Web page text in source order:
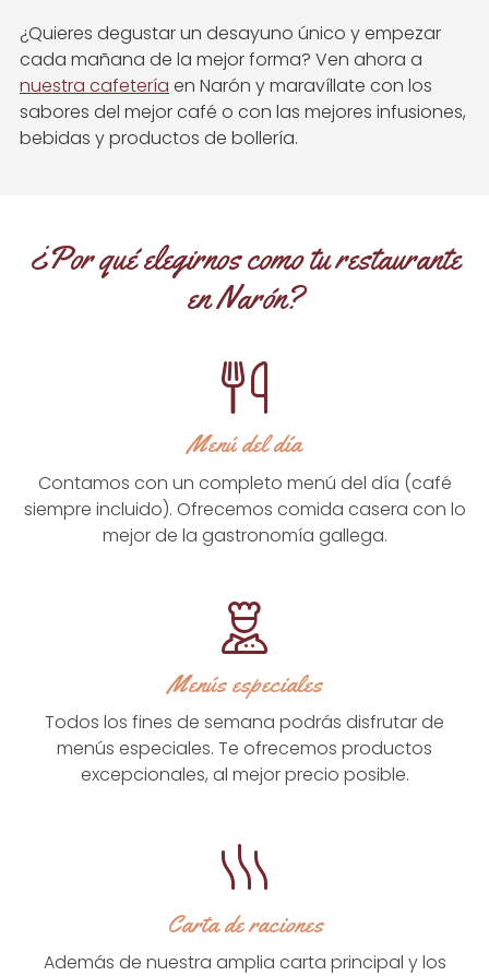
¿Quieres degustar un desayuno único y empezar
cada mañana de la mejor forma? Ven ahora a
nuestra cafetería en Narón y maravíllate con los
sabores del mejor café o con las mejores infusiones,
bebidas y productos de bollería.
¿Por qué elegirnos como tu restaurante
en Narón?
Menú del día
Contamos con un completo menú del día (café
siempre incluido). Ofrecemos comida casera con lo
mejor de la gastronomía gallega.
Menús especiales
Todos los fines de semana podrás disfrutar de
menús especiales. Te ofrecemos productos
excepcionales, al mejor precio posible.
Carta de raciones
Además de nuestra amplia carta principal y los